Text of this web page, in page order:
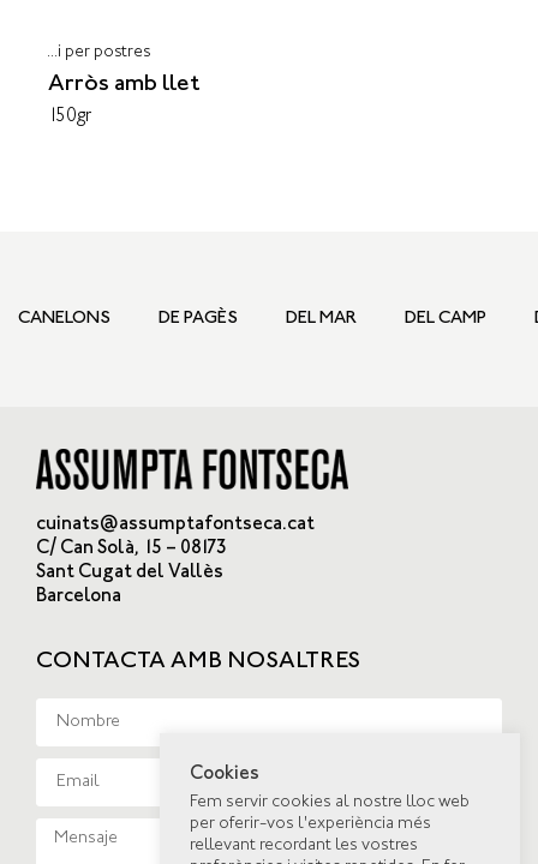
...i per postres
Arròs amb llet
150gr
CANELONS DE PAGÈS DEL MAR DEL CAMP
cuinats@assumptafontseca.cat
C/ Can Solà, 15 – 08173
Sant Cugat del Vallès
Barcelona
CONTACTA AMB NOSALTRES
Cookies
Fem servir cookies al nostre lloc web
per oferir-vos l'experiència més
rellevant recordant les vostres